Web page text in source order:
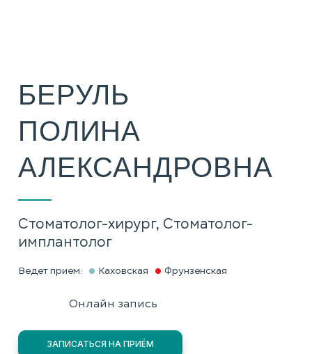
БЕРУЛЬ
ПОЛИНА
АЛЕКСАНДРОВНА
Cтоматолог-хирург, Cтоматолог-
имплантолог
Ведет прием: Каховская Фрунзенская
Онлайн запись
ЗАПИСАТЬСЯ НА ПРИЁМ